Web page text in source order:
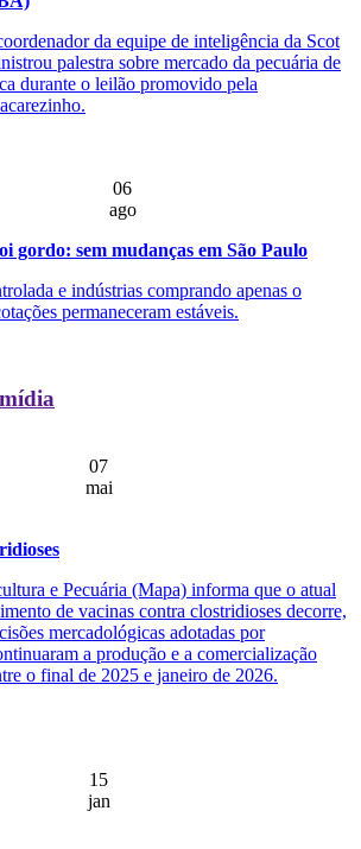
da equipe de inteligência da Scot
palestra sobre mercado da pecuária de
durante o leilão promovido pela
06
ago
gordo: sem mudanças em São Paulo
e indústrias comprando apenas o
permaneceram estáveis.
07
mai
e Pecuária (Mapa) informa que o atual
de vacinas contra clostridioses decorre,
mercadológicas adotadas por
a produção e a comercialização
o final de 2025 e janeiro de 2026.
15
jan